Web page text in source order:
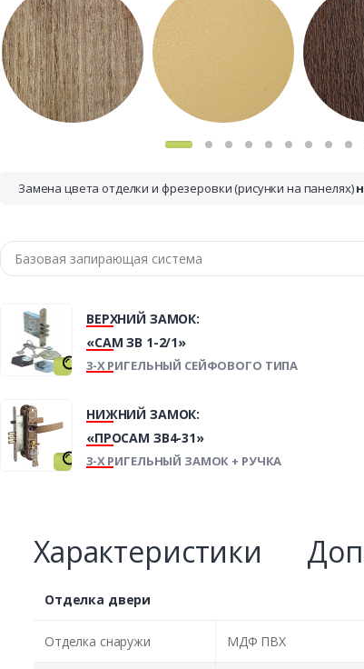
Замена цвета отделки и фрезеровки (рисунки на панелях)
ВЕРХНИЙ ЗАМОК:
«САМ ЗВ 1-2/1»
3-Х РИГЕЛЬНЫЙ СЕЙФОВОГО ТИПА
НИЖНИЙ ЗАМОК:
«ПРОСАМ ЗВ4-31»
3-Х РИГЕЛЬНЫЙ ЗАМОК + РУЧКА
Характеристики
Отделка двери
Отделка снаружи МДФ ПВХ